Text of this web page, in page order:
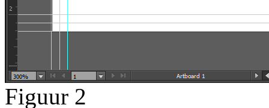
Figuur 2